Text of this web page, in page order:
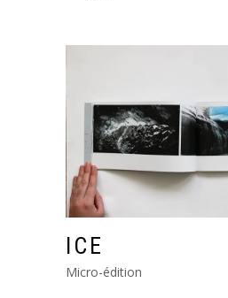
ICE
Micro-édition